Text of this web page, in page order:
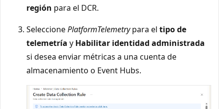
región para el DCR.
SeleccionePlatformTelemetrypara el tipo de
telemetría y Habilitar identidad administrada
si desea enviar métricas a una cuenta de
almacenamiento o Event Hubs.